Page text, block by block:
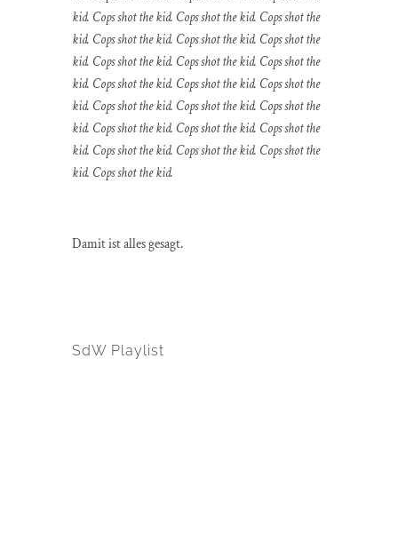
kid. Cops shot the kid. Cops shot the kid. Cops shot the
kid. Cops shot the kid. Cops shot the kid. Cops shot the
kid. Cops shot the kid. Cops shot the kid. Cops shot the
kid. Cops shot the kid. Cops shot the kid. Cops shot the
kid. Cops shot the kid. Cops shot the kid. Cops shot the
kid. Cops shot the kid. Cops shot the kid. Cops shot the
kid. Cops shot the kid. Cops shot the kid. Cops shot the
kid. Cops shot the kid.
Damit ist alles gesagt.
SdW Playlist